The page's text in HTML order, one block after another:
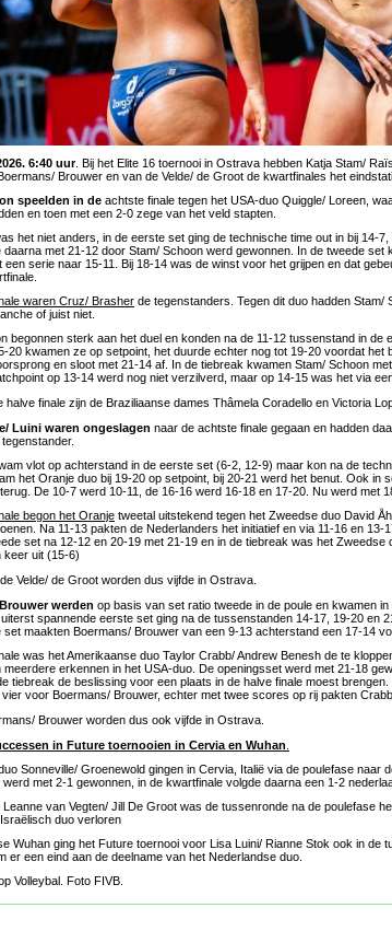
6:40 uur. Bij het Elite 16 toernooi in Ostrava hebben Katja Stam/
Brouwer en van de Velde/ de Groot de kwartfinales het
speelden in de achtste finale tegen het USA-duo Quiggle/ Loreen,
en toen met een 2-0 zege van het veld stapten.
het niet anders, in de eerste set ging de technische time out in bij 14-
daarna met 21-12 door Stam/ Schoon werd gewonnen. In de tweede
een serie naar 15-11. Bij 18-14 was de winst voor het grijpen en dat
waren Cruz/ Brasher de tegenstanders. Tegen dit duo hadden Stam/
of juist niet.
begonnen sterk aan het duel en konden na de 11-12 tussenstand in de
20 kwamen ze op setpoint, het duurde echter nog tot 19-20 voordat het
en sloot met 21-14 af. In de tiebreak kwamen Stam/ Schoon
op 13-14 werd nog niet verzilverd, maar op 14-15 was het via
halve finale zijn de Braziliaanse dames Thâmela Coradello en Victoria
Luini waren ongeslagen naar de achtste finale gegaan en hadden
vlot op achterstand in de eerste set (6-2, 12-9) maar kon na de
het Oranje duo bij 19-20 op setpoint, bij 20-21 werd het benut. Ook in
De 10-7 werd 10-11, de 16-16 werd 16-18 en 17-20. Nu werd met
begon het Oranje tweetal uitstekend tegen het Zweedse duo David
Na 11-13 pakten de Nederlanders het initiatief en via 11-16 en
set na 12-12 en 20-19 met 21-19 en in de tiebreak was het
keer uit (15-6)
Velde/ de Groot worden dus vijfde in Ostrava.
werden op basis van set ratio tweede in de poule en kwamen
uiterst spannende eerste set ging na de tussenstanden 14-17, 19-20 en
set maakten Boermans/ Brouwer van een 9-13 achterstand een 17-14
was het Amerikaanse duo Taylor Crabb/ Andrew Benesh de te
meerdere erkennen in het USA-duo. De openingsset werd met 21-18
tiebreak de beslissing voor een plaats in de halve finale moest
vier voor Boermans/ Brouwer, echter met twee scores op rij pakten
Brouwer worden dus ook vijfde in Ostrava.
in Future toernooien in Cervia en Wuhan.
Sonneville/ Groenewold gingen in Cervia, Italië via de poulefase naar
met 2-1 gewonnen, in de kwartfinale volgde daarna een 1-2
Leanne van Vegten/ Jill De Groot was de tussenronde na de poulefase
duo verloren
Wuhan ging het Future toernooi voor Lisa Luini/ Rianne Stok ook in de
er een eind aan de deelname van het Nederlandse duo.
Volleybal. Foto FIVB.